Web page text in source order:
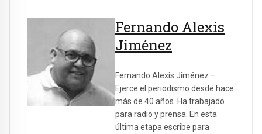
Fernando Alexis
Jiménez
Fernando Alexis Jiménez –
Ejerce el periodismo desde hace
más de 40 años. Ha trabajado
para radio y prensa. En esta
última etapa escribe para